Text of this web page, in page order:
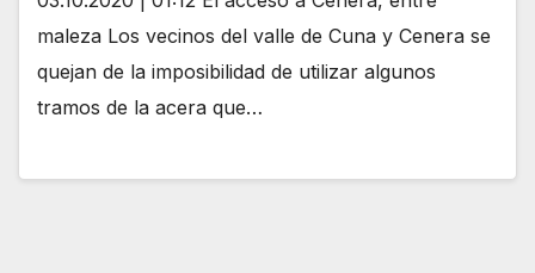
maleza Los vecinos del valle de Cuna y Cenera se
quejan de la imposibilidad de utilizar algunos
tramos de la acera que…